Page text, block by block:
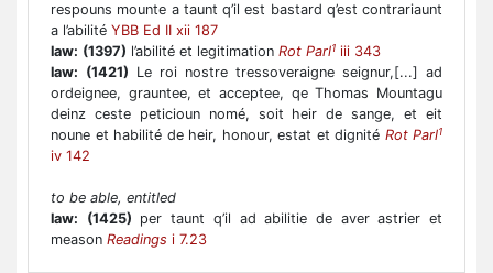
respouns mounte a taunt q’il est bastard q’est contrariaunt
a l’abilité YBB Ed II xii 187
law: (1397) l’abilité et legitimation Rot Parl1 iii 343
law: (1421) Le roi nostre tressoveraigne seignur,[...] ad
ordeignee, grauntee, et acceptee, qe Thomas Mountagu
deinz ceste peticioun nomé, soit heir de sange, et eit
noune et habilité de heir, honour, estat et dignité Rot Parl1
iv 142
to be able, entitled
law:
(1425) per taunt q’il ad abilitie de aver astrier et
meason Readings i 7.23